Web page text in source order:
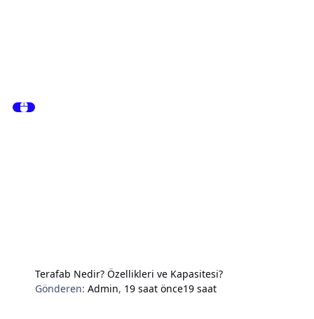
Terafab Nedir? Özellikleri ve Kapasitesi?
Gönderen:Admin, 19 saat önce19 saat